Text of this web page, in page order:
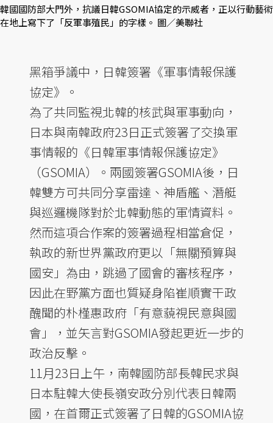
韓國國防部大門外，抗議日韓GSOMIA協定的示威者，正以行動藝術
在地上寫下了「反軍事殖民」的字樣。 圖／美聯社
黑箱爭議中，日韓簽署《軍事情報保護
協定》。
為了共同監視北韓的核武與軍事動向，
日本與南韓政府23日正式簽署了交換軍
事情報的《日韓軍事情報保護協定》
（GSOMIA）。兩國簽署GSOMIA後，日
韓雙方可共同分享雷達、神盾艦、潛艇
與巡邏機隊對於北韓動態的軍情資料。
然而這項合作案的簽署過程相當倉促，
執政的新世界黨政府更以「無關預算與
國安」為由，跳過了國會的審核程序，
因此在野黨方面也質疑身陷崔順實干政
醜聞的朴槿惠政府「有意藐視民意與國
會」，並矢言對GSOMIA發起更近一步的
政治反擊。
11月23日上午，南韓國防部長韓民求與
日本駐韓大使長嶺安政分別代表日韓兩
國，在首爾正式簽署了日韓的GSOMIA協